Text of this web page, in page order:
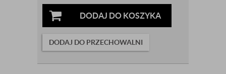
DODAJ DO KOSZYKA
DODAJ DO PRZECHOWALNI